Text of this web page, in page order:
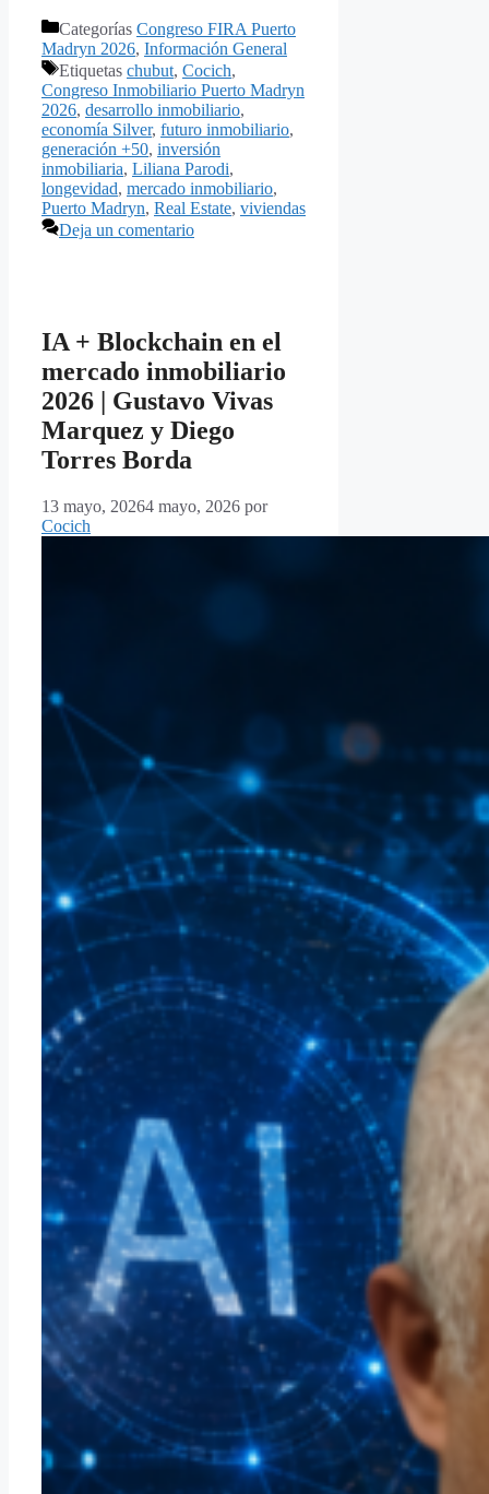
Categorías Congreso FIRA Puerto
Madryn 2026, Información General
Etiquetas chubut, Cocich,
Congreso Inmobiliario Puerto Madryn
2026, desarrollo inmobiliario,
economía Silver, futuro inmobiliario,
generación +50, inversión
inmobiliaria, Liliana Parodi,
longevidad, mercado inmobiliario,
Puerto Madryn, Real Estate, viviendas
Deja un comentario
IA + Blockchain en el
mercado inmobiliario
2026 | Gustavo Vivas
Marquez y Diego
Torres Borda
13 mayo, 20264 mayo, 2026 por
Cocich